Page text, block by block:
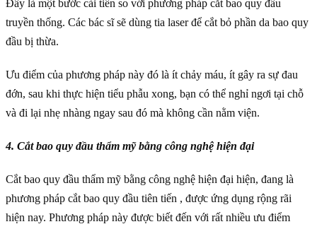
Đây là một bước cải tiến so với phương pháp cắt bao quy đầu
truyền thống. Các bác sĩ sẽ dùng tia laser để cắt bỏ phần da bao quy
đầu bị thừa.
Ưu điểm của phương pháp này đó là ít chảy máu, ít gây ra sự đau
đớn, sau khi thực hiện tiểu phẫu xong, bạn có thể nghỉ ngơi tại chỗ
và đi lại nhẹ nhàng ngay sau đó mà không cần nằm viện.
4. Cắt bao quy đầu thẩm mỹ bằng công nghệ hiện đại
Cắt bao quy đầu thẩm mỹ bằng công nghệ hiện đại hiện, đang là
phương pháp cắt bao quy đầu tiên tiến , được ứng dụng rộng rãi
hiện nay. Phương pháp này được biết đến với rất nhiều ưu điểm